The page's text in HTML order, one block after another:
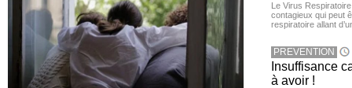
Le Virus
contagieux qui peut
respiratoire allant
PREVENTION
Insuffisance
à avoir !